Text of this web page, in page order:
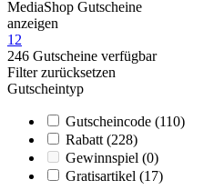
MediaShop Gutscheine
anzeigen
1 2
246 Gutscheine verfügbar
Filter zurücksetzen
Gutscheintyp
Gutscheincode (110)
Rabatt (228)
Gewinnspiel (0)
Gratisartikel (17)